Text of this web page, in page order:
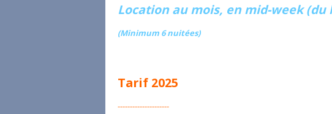
Location au mois, en mid-week
(Minimum 6 nuitées)
Tarif 2025
---------------------